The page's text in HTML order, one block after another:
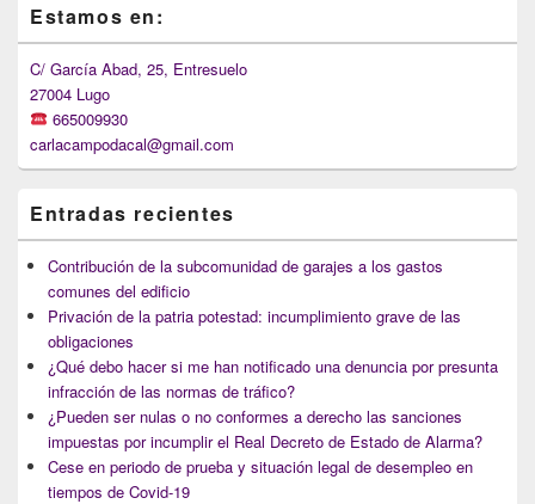
Sidebar
Widget
Area
Estamos en:
C/ García Abad, 25, Entresuelo
27004 Lugo
665009930
carlacampodacal@gmail.com
Entradas recientes
Contribución de la subcomunidad de garajes a los gastos
comunes del edificio
Privación de la patria potestad: incumplimiento grave de las
obligaciones
¿Qué debo hacer si me han notificado una denuncia por presunta
infracción de las normas de tráfico?
¿Pueden ser nulas o no conformes a derecho las sanciones
impuestas por incumplir el Real Decreto de Estado de Alarma?
Cese en periodo de prueba y situación legal de desempleo en
tiempos de Covid-19